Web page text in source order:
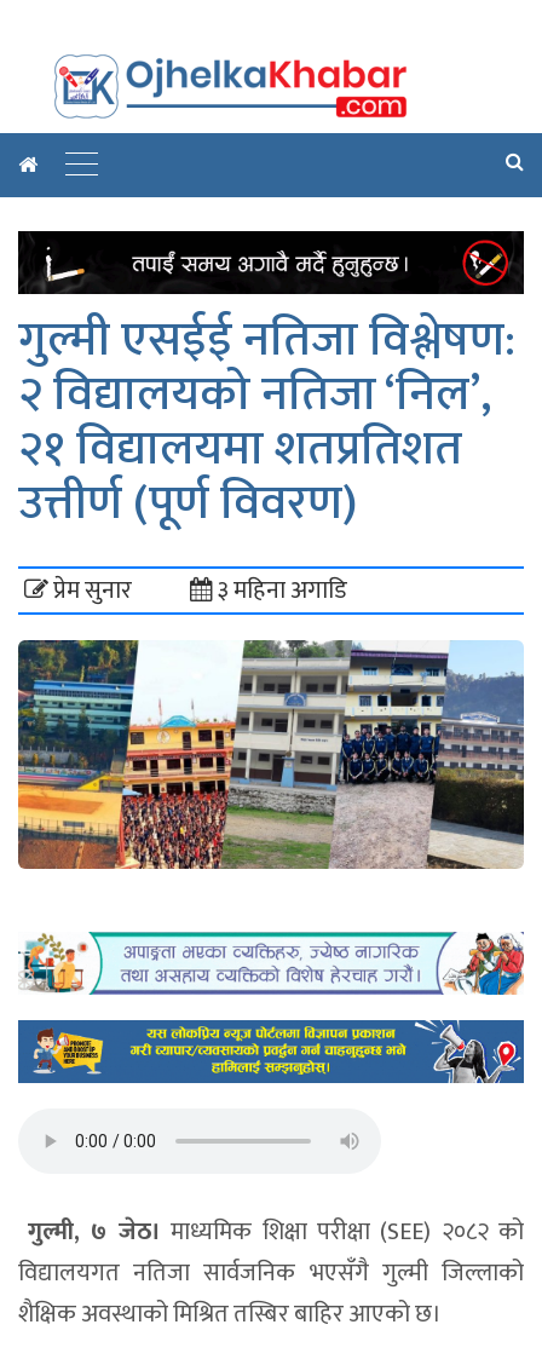
गुल्मी एसईई नतिजा विश्लेषण:
२ विद्यालयको नतिजा ‘निल’,
२१ विद्यालयमा शतप्रतिशत
उत्तीर्ण (पूर्ण विवरण)
प्रेम सुनार ३ महिना अगाडि
गुल्मी, ७ जेठ। माध्यमिक शिक्षा परीक्षा (SEE) २०८२ को
विद्यालयगत नतिजा सार्वजनिक भएसँगै गुल्मी जिल्लाको
शैक्षिक अवस्थाको मिश्रित तस्बिर बाहिर आएको छ।